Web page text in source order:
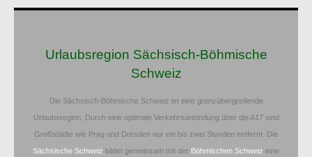
Urlaubsregion Sächsisch-Böhmische
Schweiz
Die Sächsisch-Böhmische Schweiz ist eine grenzübergreifende
Urlaubsregion. Durch eine optimale Verkehrsanbindung über die A17 sind
Großstädte wie Prag und Dresden nur ein bis zwei Stunden entfernt. Die
Sächsische Schweiz bildet gemeinsam mit der Böhmischen Schweiz eine